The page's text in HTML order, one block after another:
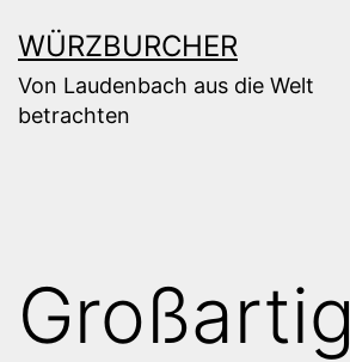
Inhalt
springen
WÜRZBURCHER
Von Laudenbach aus die Welt
betrachten
Großartig